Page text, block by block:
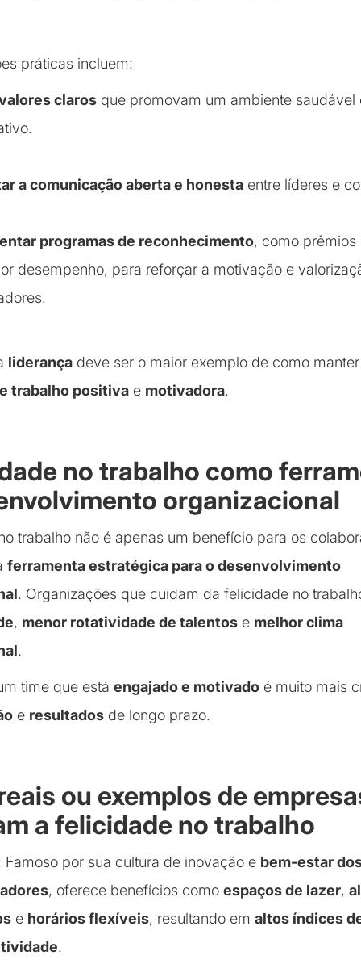
práticas incluem:
claros que promovam um ambiente saudável
a comunicação aberta e honesta entre líderes e
programas de reconhecimento, como prêmios
desempenho, para reforçar a motivação e
liderança deve ser o maior exemplo de como
trabalho positiva e motivadora.
no trabalho como
organizacional
trabalho não é apenas um benefício para os
ferramenta estratégica para o desenvolvimento
. Organizações que cuidam da felicidade no
, menor rotatividade de talentos e melhor clima
.
time que está engajado e motivado é muito mais
e resultados de longo prazo.
ou exemplos de
a felicidade no trabalho
Famoso por sua cultura de inovação e bem-estar
, oferece benefícios como espaços de lazer,
e horários flexíveis, resultando em altos índices
.